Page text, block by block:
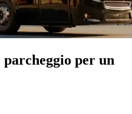
per un